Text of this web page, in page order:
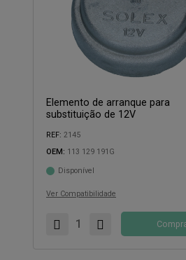
Elemento de arranque para
substituição de 12V
REF: 2145
OEM: 113 129 191G
Disponível
Ver Compatibilidade
Compatível com: